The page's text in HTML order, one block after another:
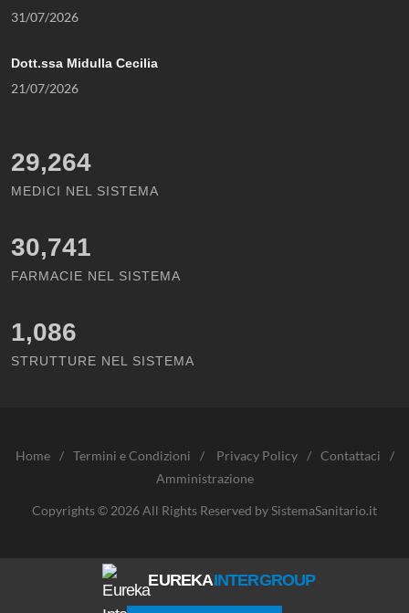
31/07/2026
Dott.ssa Midulla Cecilia
21/07/2026
29,264
MEDICI NEL SISTEMA
30,741
FARMACIE NEL SISTEMA
1,086
STRUTTURE NEL SISTEMA
Home / Termini e Condizioni / Privacy Policy / Contattaci
/
Amministrazione
Copyrights © 2026 All Rights Reserved by SistemaSanitario.it
EUREKAINTERGROUP